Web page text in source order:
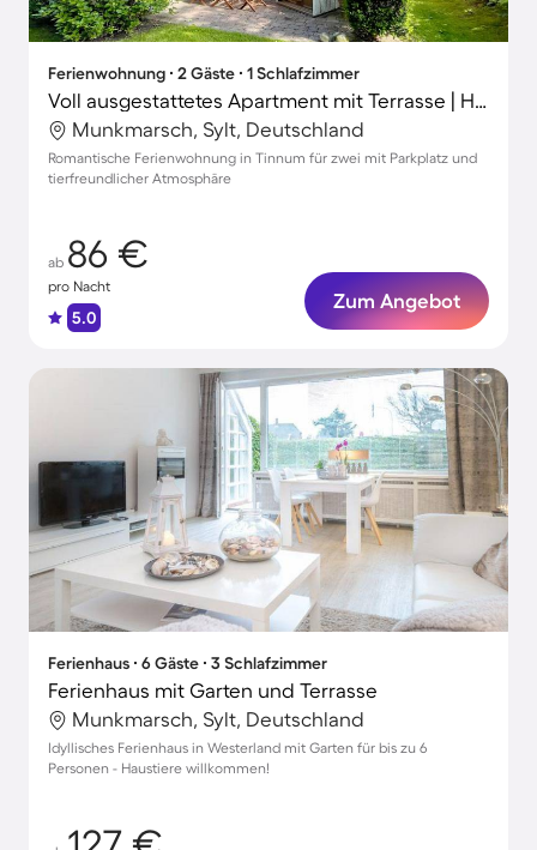
Ferienwohnung ∙ 2 Gäste ∙ 1 Schlafzimmer
Voll ausgestattetes Apartment mit Terrasse | Haustiere erlaubt
Munkmarsch, Sylt, Deutschland
Romantische Ferienwohnung in Tinnum für zwei mit Parkplatz und
tierfreundlicher Atmosphäre
ab 86 €
pro Nacht
5.0
Zum Angebot
Ferienhaus ∙ 6 Gäste ∙ 3 Schlafzimmer
Ferienhaus mit Garten und Terrasse
Munkmarsch, Sylt, Deutschland
Idyllisches Ferienhaus in Westerland mit Garten für bis zu 6
Personen - Haustiere willkommen!